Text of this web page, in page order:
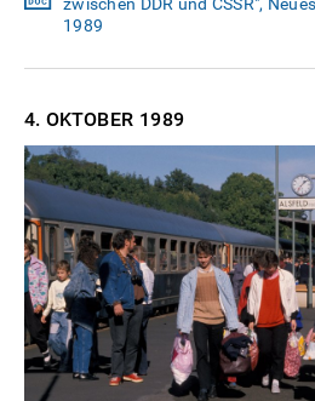
zwischen DDR und CSSR",
1989
4. OKTOBER 1989